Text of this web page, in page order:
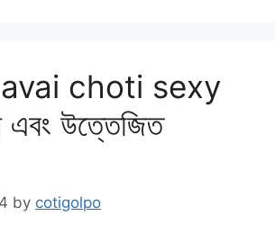
choti sexy
এবং উত্তেজিত
by cotigolpo